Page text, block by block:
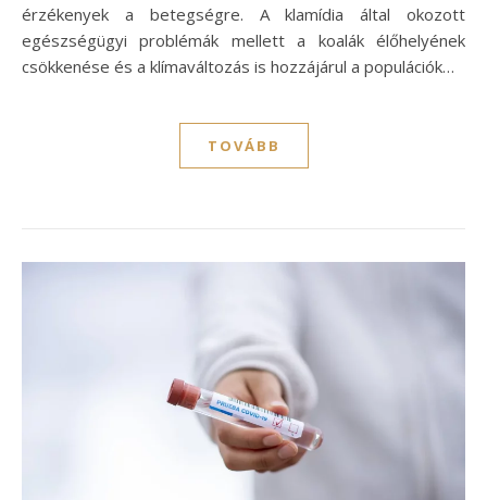
érzékenyek a betegségre. A klamídia által okozott
egészségügyi problémák mellett a koalák élőhelyének
csökkenése és a klímaváltozás is hozzájárul a populációk…
TOVÁBB